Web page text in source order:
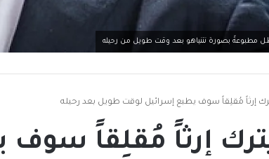
مطبوعةً بصورة نتنياهو بعد وقت طويل من رحيله
إرثاً مُقلِقاً سوف يطبع إسرائيل لوقت طويل بعد رحيله
يترك إرثاً مُقلِقاً سوف